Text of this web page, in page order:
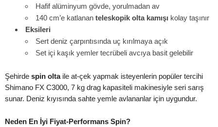
Hafif alüminyum gövde, yorulmadan av
140 cm’e katlanan teleskopik olta kamışı kolay taşınır
Eksileri
Sert deniz çarpıntısında uç kırılmaya açık
Set içi kaşık yemler tecrübeli avcıya basit gelebilir
Şehirde spin oltaile at-çek yapmak isteyenlerin popüler tercihi
Shimano FX C3000, 7 kg drag kapasiteli makinesiyle seri sarış
sunar. Deniz kıyısında sahte yemle avlananlar için uygundur.
Neden En İyi Fiyat-Performans Spin?